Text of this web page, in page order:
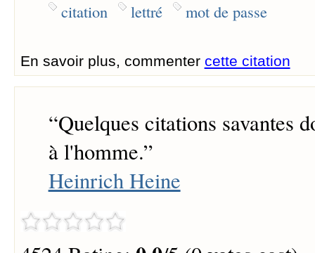
citation lettré mot de passe
En savoir plus, commenter cette citation
“Quelques citations savantes
à l'homme.”
Heinrich Heine